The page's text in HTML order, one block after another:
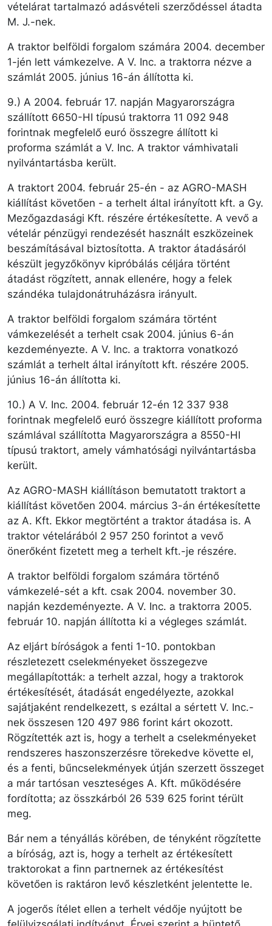
vételárat tartalmazó adásvételi szerződéssel átadta
M. J.-nek.
A traktor belföldi forgalom számára 2004. december
1-jén lett vámkezelve. A V. Inc. a traktorra nézve a
számlát 2005. június 16-án állította ki.
9.) A 2004. február 17. napján Magyarországra
szállított 6650-HI típusú traktorra 11 092 948
forintnak megfelelő euró összegre állított ki
proforma számlát a V. Inc. A traktor vámhivatali
nyilvántartásba került.
A traktort 2004. február 25-én - az AGRO-MASH
kiállítást követően - a terhelt által irányított kft. a Gy.
Mezőgazdasági Kft. részére értékesítette. A vevő a
vételár pénzügyi rendezését használt eszközeinek
beszámításával biztosította. A traktor átadásáról
készült jegyzőkönyv kipróbálás céljára történt
átadást rögzített, annak ellenére, hogy a felek
szándéka tulajdonátruházásra irányult.
A traktor belföldi forgalom számára történt
vámkezelé­sét a terhelt csak 2004. június 6-án
kezdeményezte. A V. Inc. a traktorra vonatkozó
számlát a terhelt által irányított kft. részére 2005.
június 16-án állította ki.
10.) A V. Inc. 2004. február 12-én 12 337 938
forintnak megfelelő euró összegre kiállított proforma
számlával szállította Magyarországra a 8550-HI
típusú traktort, amely vámhatósági nyilvántartásba
került.
Az AGRO-MASH kiállításon bemutatott traktort a
kiállítást követően 2004. március 3-án értékesítette
az A. Kft. Ekkor megtörtént a traktor átadása is. A
traktor vételárából 2 957 250 forintot a vevő
önerőként fizetett meg a terhelt kft.-je részére.
A traktor belföldi forgalom számára történő
vámkezelé­­-sét a kft. csak 2004. november 30.
napján kezdeményezte. A V. Inc. a traktorra 2005.
február 10. napján állította ki a végleges számlát.
Az eljárt bíróságok a fenti 1-10. pontokban
részletezett cselekményeket összegezve
megállapították: a terhelt azzal, hogy a traktorok
értékesítését, átadását engedélyezte, azokkal
sajátjaként rendelkezett, s ezáltal a sértett V. Inc.-
nek összesen 120 497 986 forint kárt okozott.
Rögzítették azt is, hogy a terhelt a cselekményeket
rendszeres haszonszerzésre törekedve követte el,
és a fenti, bűncselekmények útján szerzett összeget
a már tartósan veszteséges A. Kft. működésére
fordította; az összkárból 26 539 625 forint térült
meg.
Bár nem a tényállás körében, de tényként rögzítette
a bíróság, azt is, hogy a terhelt az értékesített
traktorokat a finn partnernek az értékesítést
követően is raktáron levő készletként jelentette le.
A jogerős ítélet ellen a terhelt védője nyújtott be